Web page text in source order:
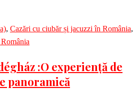
, Cazări cu ciubăr și jacuzzi în România,
:O experiență de
panoramică